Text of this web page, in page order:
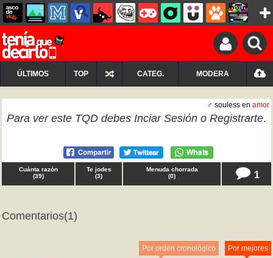
ÚLTIMOS TOP CATEG. MODERA
♂ souless en amor
Para ver este TQD debes Inciar Sesión o Registrarte.
Cuánta razón
(39)
Te jodes
(3)
Menuda chorrada
(0) 1
Comentarios(1)
Por mejores
Por orden cronológico